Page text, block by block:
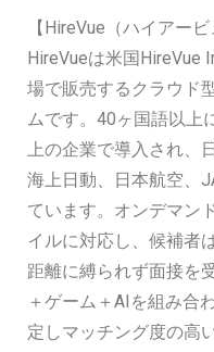
【HireVue（ハイアー
HireVueは米国HireVue
場で販売するクラウド
ムです。40ヶ国語以上
上の企業で導入され、
海上日動、日本航空、
ています。オンデマン
イルに対応し、候補者
距離に縛られず面接を
＋ゲーム＋AIを組み合
定しマッチング度の高